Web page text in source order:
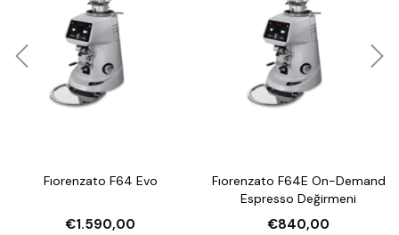
Fıorenzato F64 Evo
€1.590,00
Fıorenzato F64E On-Demand
Espresso Değirmeni
€840,00